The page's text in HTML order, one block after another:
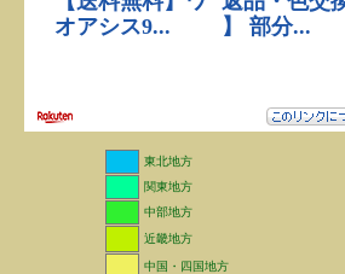
東北地方
関東地方
中部地方
近畿地方
中国・四国地方